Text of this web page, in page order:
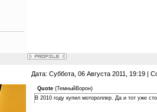
Дата: Суббота, 06 Августа 2011, 19:19 |
Quote(ТемныйВорон)
В 2010 году купил мотороллер. Да и тот уже